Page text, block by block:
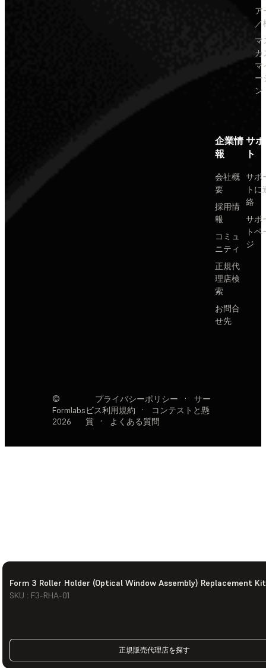
Form 3 Roller Holder (Optical Window Assembly) Replacement Kit
SKU : F3-RHA-01
正規販売代理店を探す
ア
／
マ
カ
マ
ー
ン
企業情
報
会社概
要
採用情
報
コミュ
ニティ
正規代
理店検
索
お問合
せ先
サ
ト
サポ
トに
絡
サポ
トペ
ジ
©
Formlabs
2026
プライバシーポリシー ·
サー
ビス利用規約
·
コンテストと懸
賞
· よくある質問